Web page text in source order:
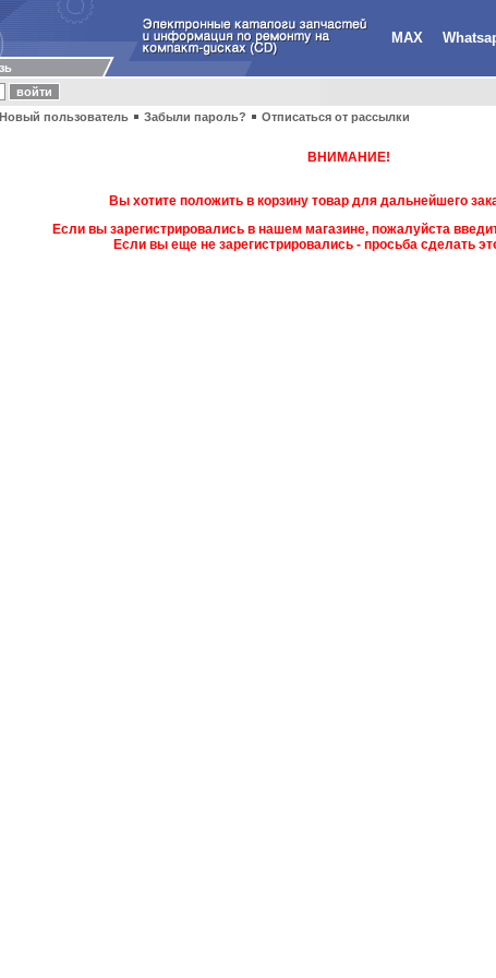
MAX
Новый пользователь Забыли пароль? Отписаться от рассылки
ВНИМАНИЕ!
Вы хотите положить в корзину товар для дальнейшего
Если вы зарегистрировались в нашем магазине, пожалуйста
Если вы еще не зарегистрировались - просьба сделать